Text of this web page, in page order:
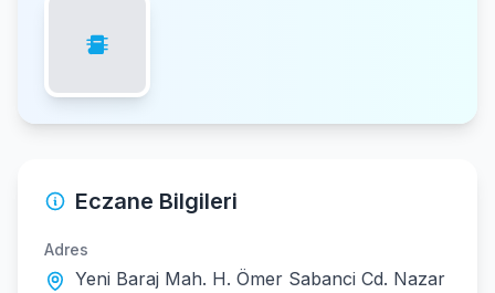
Eczane Bilgileri
Adres
Yeni Baraj Mah. H. Ömer Sabanci Cd. Nazar